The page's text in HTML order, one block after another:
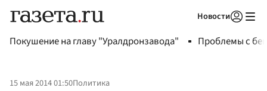
Новости
Покушение на главу "Уралдронзавода" Проблемы с
15 мая 2014 01:50Политика